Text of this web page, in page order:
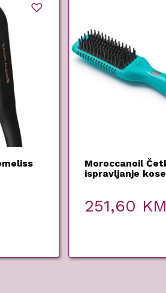
Moroccanoil
ispravljanje
251,60 KM